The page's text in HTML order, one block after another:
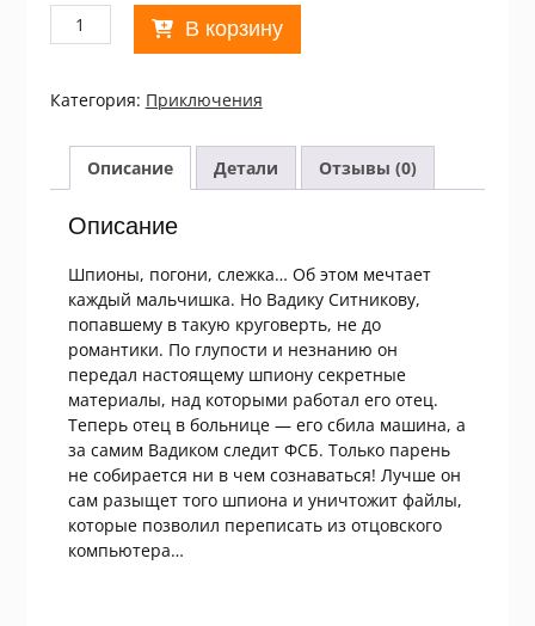
Количество
товара
Враг
человека-
паука
(Черный
котенок)
В корзину
Категория: Приключения
Описание Детали Отзывы (0)
Описание
Шпионы, погони, слежка… Об этом мечтает
каждый мальчишка. Но Вадику Ситникову,
попавшему в такую круговерть, не до
романтики. По глупости и незнанию он
передал настоящему шпиону секретные
материалы, над которыми работал его отец.
Теперь отец в больнице — его сбила машина, а
за самим Вадиком следит ФСБ. Только парень
не собирается ни в чем сознаваться! Лучше он
сам разыщет того шпиона и уничтожит файлы,
которые позволил переписать из отцовского
компьютера…